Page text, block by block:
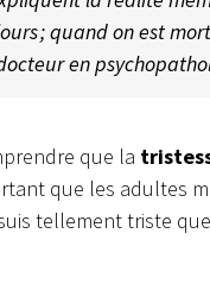
; quand on est
en
que la
que les adultes
tellement triste